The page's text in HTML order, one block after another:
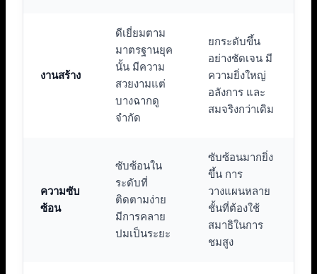
งานสร้าง
ดีเยี่ยมตาม
มาตรฐานยุค
นั้น มีความ
สวยงามแต่
บางฉากดู
จำกัด
ยกระดับขึ้น
อย่างชัดเจน มี
ความยิ่งใหญ่
อลังการ และ
สมจริงกว่าเดิม
ความซับ
ซ้อน
ซับซ้อนใน
ระดับที่
ติดตามง่าย
มีการคลาย
ปมเป็นระยะ
ซับซ้อนมากยิ่ง
ขึ้น การ
วางแผนหลาย
ชั้นที่ต้องใช้
สมาธิในการ
ชมสูง